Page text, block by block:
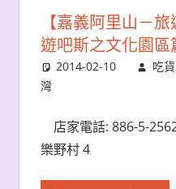
【嘉義阿里山－
遊吧斯之文化園區
2014-02-10 吃
灣
店家電話: 886-5-
樂野村 4